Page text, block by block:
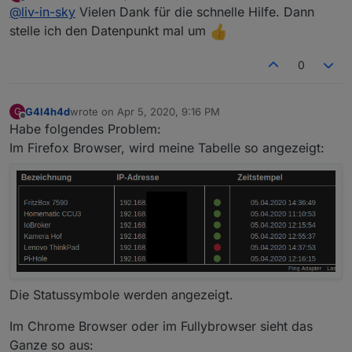
Offline
@liv-in-sky Vielen Dank für die schnelle Hilfe. Dann
stelle ich den Datenpunkt mal um
0
G
Offline
G4l4h4dwrote on Apr 5, 2020, 9:16 PM
last edited by
Habe folgendes Problem:
Im Firefox Browser, wird meine Tabelle so angezeigt:
Die Statussymbole werden angezeigt.
Im Chrome Browser oder im Fullybrowser sieht das
Ganze so aus: